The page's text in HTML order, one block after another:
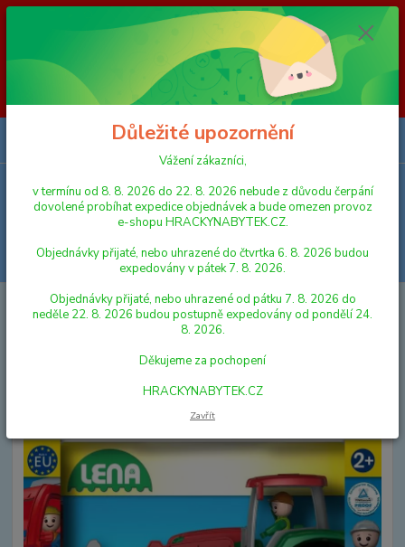
Vážení zákazníci, v termínu od 8. 8. 2026 do 23. 8. 2026 nebude z
důvodu čerpání dovolené probíhat expedice objednávek a bude omezen
provoz e-shopu HRACKYNABYTEK.CZ. Objednávky přijaté, nebo
uhrazené do čtvrtka 6. 8. 2026 budou expedovány v pátek 7. 8. 2026.
Objednávky přijaté, nebo uhrazené od pátku 7. 8. 2026 do neděle 23. 8.
2026 budou postupně expedovány od pondělí 24. 8. 2026. Děkujeme za
pochopení HRACKYNABYTEK.CZ
Menu
Hledat
AUTA, LODĚ, LETADLA Lena Auta Truxx traktor v okrasné krabici
Lena Auta Truxx traktor v
okrasné krabici
Důležité upozornění
Vážení zákazníci,
v termínu od 8. 8. 2026 do 22. 8. 2026 nebude z důvodu čerpání
dovolené probíhat expedice objednávek a bude omezen provoz
e-shopu HRACKYNABYTEK.CZ.
Objednávky přijaté, nebo uhrazené do čtvrtka 6. 8. 2026 budou
expedovány v pátek 7. 8. 2026.
Objednávky přijaté, nebo uhrazené od pátku 7. 8. 2026 do
neděle 22. 8. 2026 budou postupně expedovány od pondělí 24.
8. 2026.
Děkujeme za pochopení
HRACKYNABYTEK.CZ
Zavřít